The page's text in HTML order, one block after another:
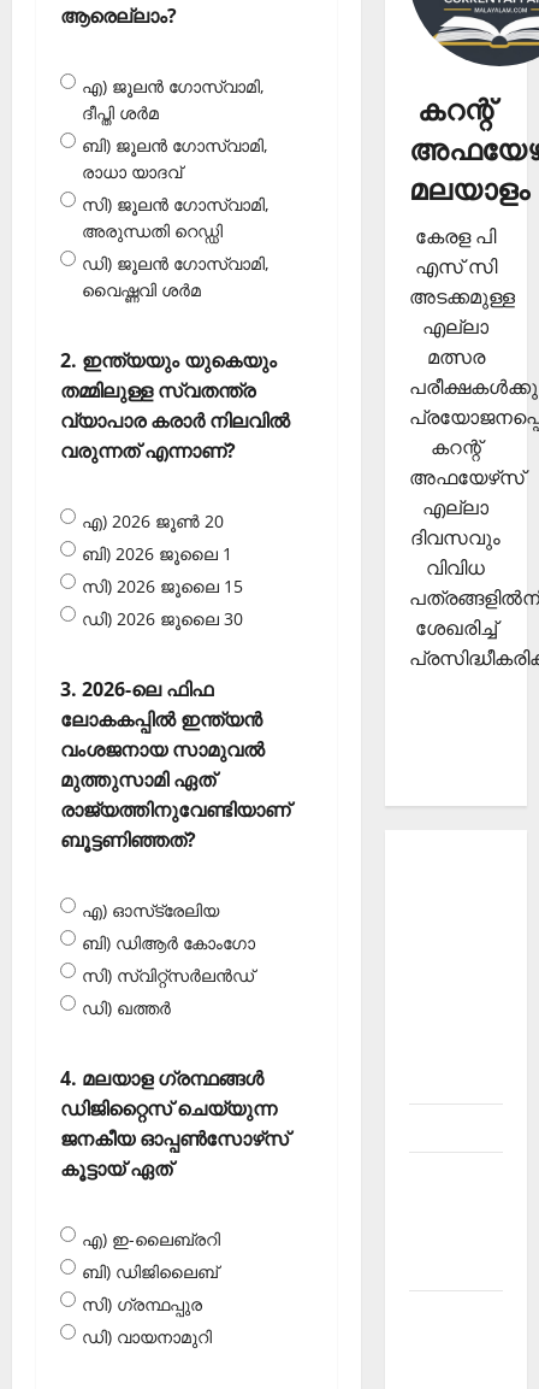
ആരെല്ലാം?
എ) ജൂലന്‍ ഗോസ്വാമി,
ദീപ്തി ശര്‍മ
ബി) ജൂലന്‍ ഗോസ്വാമി,
രാധാ യാദവ്
സി) ജൂലന്‍ ഗോസ്വാമി,
അരുന്ധതി റെഡ്ഡി
ഡി) ജൂലന്‍ ഗോസ്വാമി,
വൈഷ്ണവി ശര്‍മ
2. ഇന്ത്യയും യുകെയും
തമ്മിലുള്ള സ്വതന്ത്ര
വ്യാപാര കരാര്‍ നിലവില്‍
വരുന്നത് എന്നാണ്?
എ) 2026 ജൂണ്‍ 20
ബി) 2026 ജൂലൈ 1
സി) 2026 ജൂലൈ 15
ഡി) 2026 ജൂലൈ 30
3. 2026-ലെ ഫിഫ
ലോകകപ്പില്‍ ഇന്ത്യന്‍
വംശജനായ സാമുവല്‍
മുത്തുസാമി ഏത്
രാജ്യത്തിനുവേണ്ടിയാണ്
ബൂട്ടണിഞ്ഞത്?
എ) ഓസ്‌ട്രേലിയ
ബി) ഡിആര്‍ കോംഗോ
സി) സ്വിറ്റ്‌സര്‍ലന്‍ഡ്
ഡി) ഖത്തര്‍
4. മലയാള ഗ്രന്ഥങ്ങള്‍
ഡിജിറ്റൈസ് ചെയ്യുന്ന
ജനകീയ ഓപ്പണ്‍സോഴ്‌സ്
കൂട്ടായ് ഏത്
എ) ഇ-ലൈബ്രറി
ബി) ഡിജിലൈബ്
സി) ഗ്രന്ഥപ്പുര
ഡി) വായനാമുറി
കറന്റ്
മലയാളം
കേരള പി
എസ് സി
അടക്കമുള്ള
എല്ലാ
മത്സര
കറന്റ്
അഫയേഴ്‌സ്
എല്ലാ
ദിവസവും
വിവിധ
ശേഖരിച്ച്